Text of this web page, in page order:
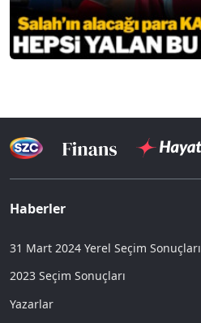
Haberler
31 Mart 2024 Yerel Seçim Sonuçları
2023 Seçim Sonuçları
Yazarlar